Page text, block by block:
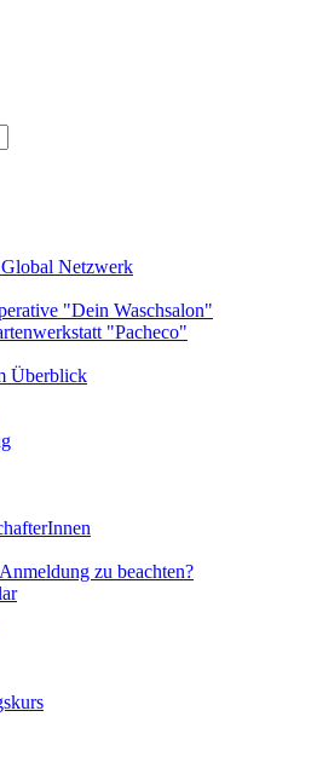
Netzwerk
"Dein Waschsalon"
"Pacheco"
Überblick
zu beachten?